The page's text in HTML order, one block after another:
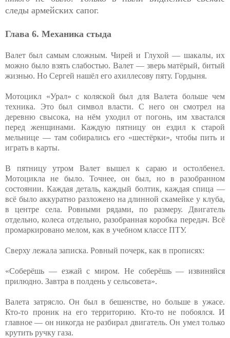
следы армейских сапог.
Глава 6. Механика стыда
Валет был самым сложным. Чирей и Глухой — шакалы, их
можно было взять слабостью. Валет — зверь матёрый, битый
жизнью. Но Сергей нашёл его ахиллесову пяту. Гордыня.
Мотоцикл «Урал» с коляской был для Валета больше чем
техника. Это был символ власти. С него он смотрел на
деревню свысока, на нём уходил от погонь, им хвастался
перед женщинами. Каждую пятницу он ездил к старой
мельнице — там собирались его «шестёрки», чтобы пить и
играть в карты.
В пятницу утром Валет вышел к сараю и остолбенел.
Мотоцикла не было. Точнее, он был, но в разобранном
состоянии. Каждая деталь, каждый болтик, каждая спица —
всё было аккуратно разложено на длинной скамейке у клуба,
в центре села. Ровными рядами, по размеру. Двигатель
отдельно, колеса отдельно, разобранная коробка передач. Всё
промаркировано мелом, как в учебном классе ПТУ.
Сверху лежала записка. Ровный почерк, как в прописях:
«Соберёшь — езжай с миром. Не соберёшь — извиняйся
прилюдно. Завтра в полдень у сельсовета».
Валета затрясло. Он был в бешенстве, но больше в ужасе.
Кто-то проник на его территорию. Кто-то не побоялся. И
главное — он никогда не разбирал двигатель. Он умел только
крутить ручку газа.